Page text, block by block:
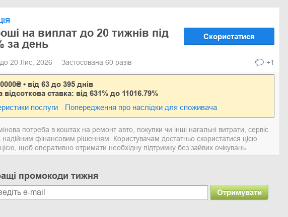
на виплат до 20 тижнів під
за день
Скористатися
до 20 Лис, 2026 Застосована 60 разів +1
• від 63 до 395 днів
відсоткова ставка: від 631% до 11016.79%
послуги
Попередження про наслідки для споживача
потреба в коштах на ремонт авто, покупки чи інші нагальні витрати, сервіс
фінансовим рішенням. Користувачам достатньо скористатися цією
щоб оперативно отримати необхідну підтримку без зайвих очікувань.
промокоди тижня
Отримувати